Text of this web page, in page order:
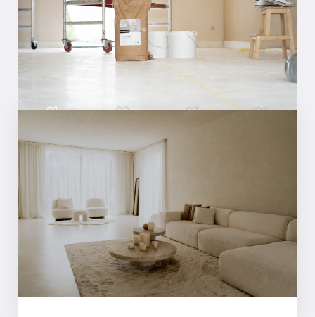
01 02 03 04
Dit kun je verwachten tijdens
de Natureplast training
Maak kennis met ons merk, onze visie en
waarom wij dé specialist zijn in duurzame,
decoratieve betonlook afwerkingen voor
wand en vloer.